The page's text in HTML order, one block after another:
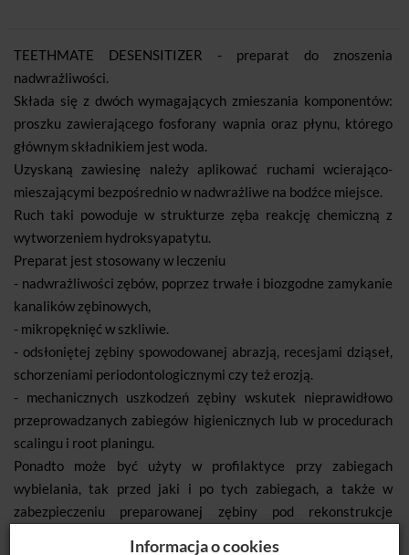
TEETHMATE DESENSITIZER - preparat do znoszenia
nadwrażliwości.
Składa się z dwóch wymagających zmieszania komponentów:
proszku zawierającego fosforany wapnia oraz płynu, którego
głównym składnikiem jest woda.
Uzyskaną zawiesinę należy aplikować ruchami wcierająco-
mieszającymi bezpośrednio w nadwrażliwe na bodźce miejsce.
Ruch taki powoduje w strukturze zęba reakcję chemiczną z
wytworzeniem hydroksyapatytu.
Preparat jest stosowany w leczeniu
- nadwrażliwości zębów, poprzez trwałe i biozgodne zamykanie
kanalików zębinowych,
- mikropęknięć w szkliwie.
- odsłoniętej zębiny spowodowanej abrazją, recesjami dziąseł,
schorzeniami periodontologicznymi czy też erozją.
- mechanicznych uszkodzeń zębiny wskutek nieprawidłowo
przeprowadzanych zabiegów higienicznych lub w procedurach
scalingu i root planingu.
Ponadto może być użyty w profilaktyce przy zabiegach
wybielania, tak przed jaki i po tych zabiegach, a także w
zabezpieczeniu preparowanej zębiny pod rekonstrukcje
Informacja o cookies